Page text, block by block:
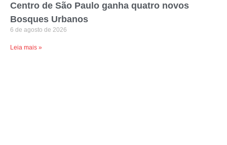
Centro de São Paulo ganha quatro novos
Bosques Urbanos
6 de agosto de 2026
Leia mais »